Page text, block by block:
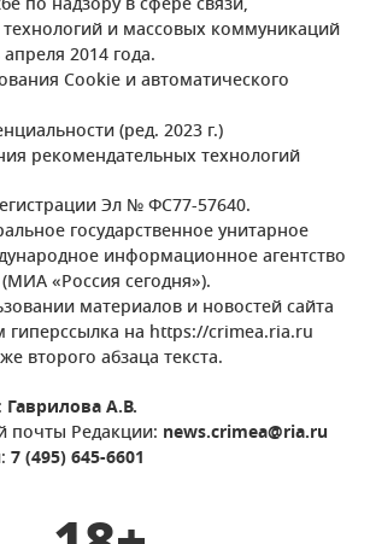
и массовых коммуникаций
2014 года.
Cookie и автоматического
(ред. 2023 г.)
рекомендательных технологий
Эл № ФС77-57640.
государственное унитарное
информационное агентство
(МИА «Россия сегодня»).
материалов и новостей сайта
на https://crimea.ria.ru
второго абзаца текста.
Гаврилова А.В.
почты Редакции: news.crimea@ria.ru
7 (495) 645-6601